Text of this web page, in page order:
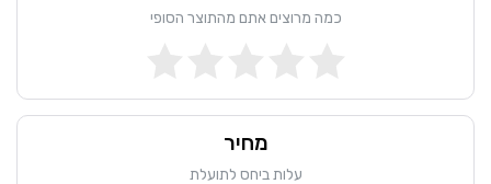
כמה מרוצים אתם מהתוצר הסופי
מחיר
עלות ביחס לתועלת